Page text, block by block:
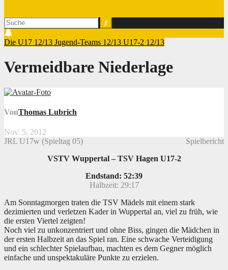
Die U17 12/13 Jugend-Teams 12/13 U17-2 12/13
Vermeidbare Niederlage
VonThomas Lubrich
Nov. 5, 2012
JRL U17w (Spieltag 05)
Spielbericht
VSTV Wuppertal – TSV Hagen U17-2
Endstand: 52:39
Halbzeit: 29:17
Am Sonntagmorgen traten die TSV Mädels mit einem stark
dezimierten und verletzen Kader in Wuppertal an, viel zu früh, wie
die ersten Viertel zeigten!
Noch viel zu unkonzentriert und ohne Biss, gingen die Mädchen in
der ersten Halbzeit an das Spiel ran. Eine schwache Verteidigung
und ein schlechter Spielaufbau, machten es dem Gegner möglich
einfache und unspektakuläre Punkte zu erzielen.